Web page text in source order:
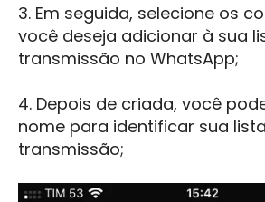
3. Em seguida, selecione os
você deseja adicionar à sua
transmissão no WhatsApp;
4. Depois de criada, você
nome para identificar sua
transmissão;